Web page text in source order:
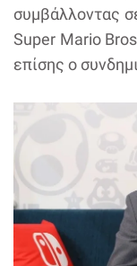
συμβάλλοντας
Super Mario
επίσης ο